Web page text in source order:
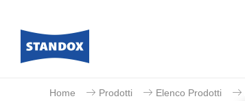
Home Prodotti Elenco Prodotti